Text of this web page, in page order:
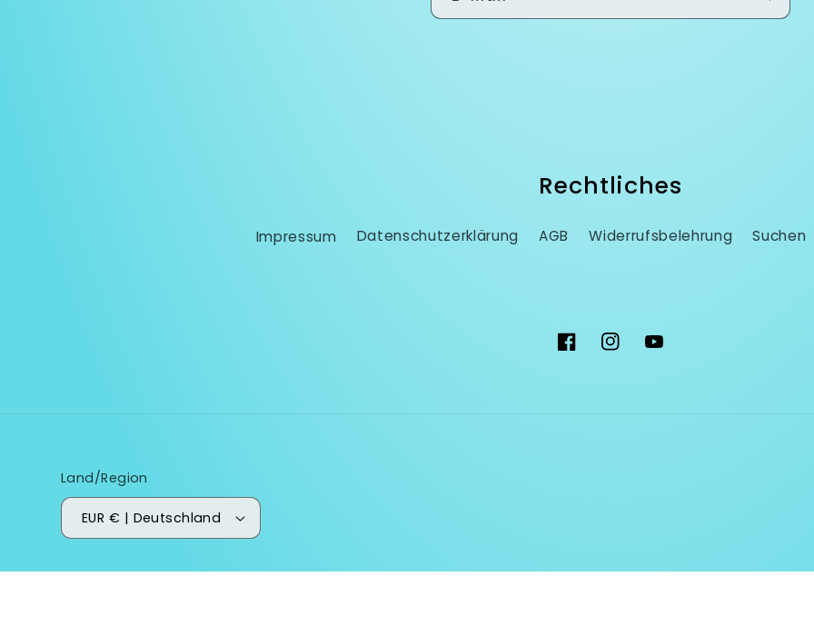
Rechtliches
Impressum Datenschutzerklärung AGB Widerrufsbelehrung Suchen
FacebookInstagramYouTube
Land/Region
EUR € | Deutschland